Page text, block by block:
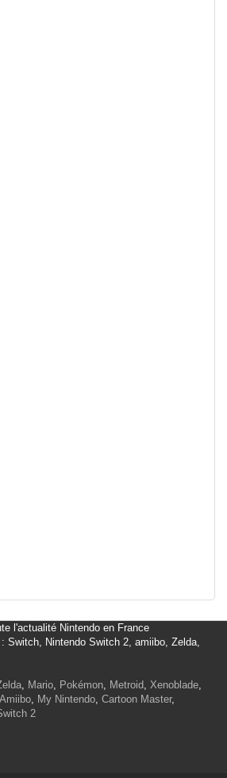
l'actualité Nintendo en France
Switch, Nintendo Switch 2, amiibo, Zelda,
, Mario, Pokémon, Metroid, Xenoblade,
Amiibo, My Nintendo, Cartoon Master,
2